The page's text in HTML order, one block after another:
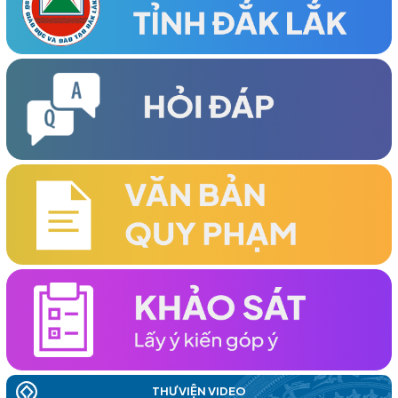
Đại hội Đại biểu Hội Khuyến học phường Tân An Lần thứ I,
nhiệm kỳ 2026-2031 thành công tốt đẹp
(25/03/2026)
Đại hội Đại biểu Hội Khuyến học xã Ea Rốk lần thứ nhất, nhiệm
kỳ 2026-2031 thành công tốt đẹp
(24/03/2026)
HỘI KHUYẾN HỌC TỈNH TỔ CHỨC HỘI NGHỊ LẦN THỨ HAI VỀ
CÔNG TÁC KHUYẾN HỌC ĐẦU NĂM 2026 THÀNH CÔNG TỐT
(19/03/2026)
TỔ CHỨC THÀNH CÔNG HỘI NGHỊ KHUYẾN HỌC VÀ TRAO
HỌC BỔNG ĐẦU NĂM 2026 KHU VỰC PHÍA ĐÔNG TỈNH
(06/03/2026)
ĐẠI HỘI ĐẠI BIỂU HỘI KHUYẾN HỌC TỈNH ĐẮK LẮK LẦN THỨ I,
THƯ VIỆN VIDEO